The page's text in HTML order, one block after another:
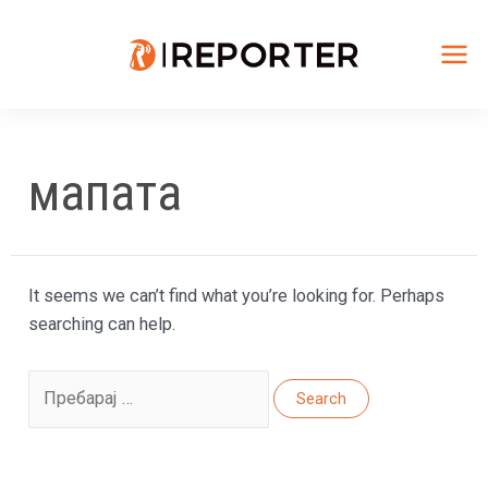
мапата
It seems we can’t find what you’re looking for. Perhaps
searching can help.